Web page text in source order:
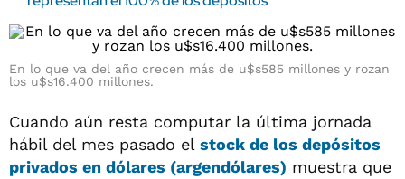
En lo que va del año crecen más de u$s585 millones y rozan
los u$s16.400 millones.
Cuando aún resta computar la última jornada
hábil del mes pasado el stock de los depósitos
privados en dólares (argendólares) muestra que